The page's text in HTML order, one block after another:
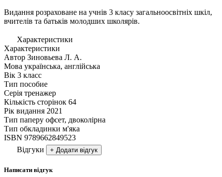
Видання розраховане на учнів 3 класу загальноосвітніх шкіл,
вчителів та батьків молодших школярів.
Характеристики
Характеристики
Автор Зиновьева Л. А.
Мова українська, англійська
Вік 3 класс
Тип пособие
Серія тренажер
Кількість сторінок 64
Рік видання 2021
Тип паперу офсет, двоколірна
Тип обкладинки м'яка
ISBN 9789662849523
Відгуки
+ Додати відгук
Написати відгук